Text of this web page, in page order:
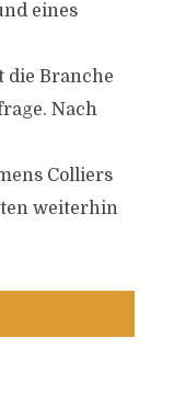
eines
Branche
Nach
Colliers
weiterhin